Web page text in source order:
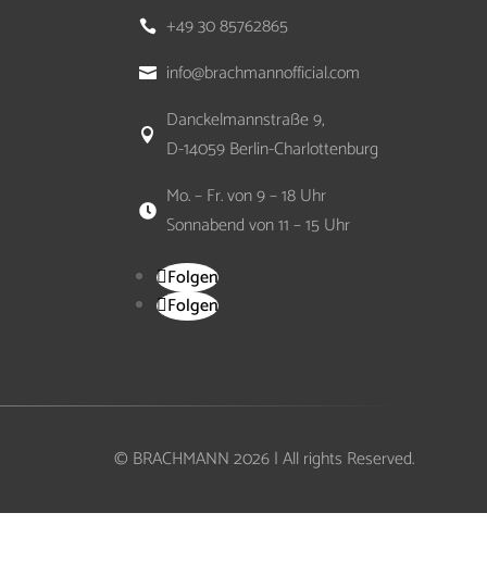
 +49 30 85762865
 info@brachmannofficial.com

Danckelmannstraße 9,
D-14059 Berlin-Charlottenburg

Mo. – Fr. von 9 – 18 Uhr
Sonnabend von 11 – 15 Uhr
Folgen
Folgen
© BRACHMANN 2026 | All rights Reserved.